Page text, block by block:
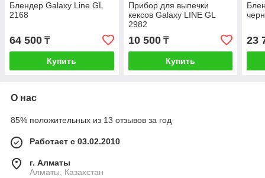
Блендер Galaxy Line GL
2168
64 500 ₸
Купить
Прибор для выпечки
кексов Galaxy LINE GL
2982
10 500₸
Купить
23
О нас
85% положительных из 13 отзывов за год
Работает с 03.02.2010
г. Алматы
Алматы, Казахстан